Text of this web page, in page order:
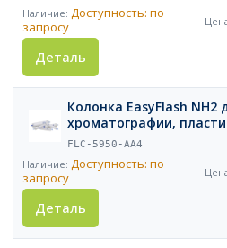
Доступность: по
запросу
Деталь
Колонка EasyFlash NH2
хроматографии,
40 г, 1 шт.
FLC-5950-AA4
Доступность: по
запросу
Деталь